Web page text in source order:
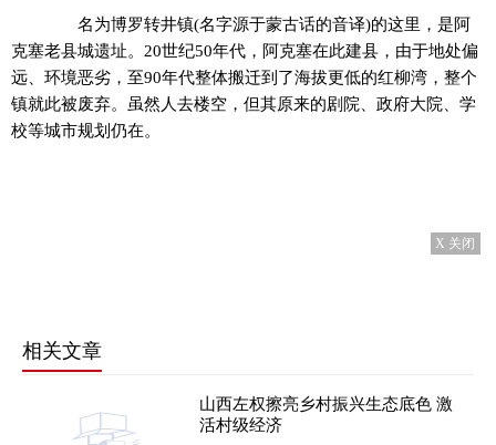
名为博罗转井镇(名字源于蒙古话的音译)的这里，是阿
克塞老县城遗址。20世纪50年代，阿克塞在此建县，由于地处偏
远、环境恶劣，至90年代整体搬迁到了海拔更低的红柳湾，整个
镇就此被废弃。虽然人去楼空，但其原来的剧院、政府大院、学
校等城市规划仍在。
X 关闭
相关文章
山西左权擦亮乡村振兴生态底色 激
活村级经济